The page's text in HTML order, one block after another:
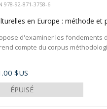
978-92-871-3758-6
en Europe : méthode et
d'examiner les
compte du corpus
$US
ÉPUISÉ